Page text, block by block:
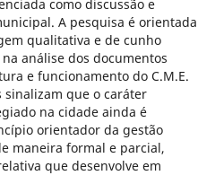
como discussão e
A pesquisa é orientada
qualitativa e de cunho
análise dos documentos
e funcionamento do C.M.E.
sinalizam que o caráter
na cidade ainda é
orientador da gestão
maneira formal e parcial,
que desenvolve em